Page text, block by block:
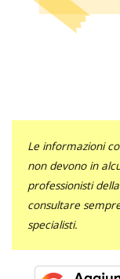
Le informazioni
non devono in
professionisti
consultare
specialisti.